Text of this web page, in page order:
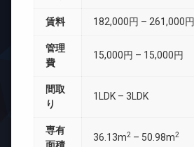
賃料 182,000円 – 261,000円
管理
費
15,000円 – 15,000円
間取
り
1LDK – 3LDK
専有
36.13m2 – 50.98m2